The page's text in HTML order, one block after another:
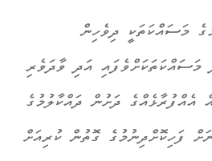
މަސައްކަތަކީ ދިވެހިން
އަދި ވާދަވެރި
އެއްފުރާޅެއްގެ ދަށުން ދައްކާލުމުގެ
ފަހިކޮށްދިނުމުގެ ގޮތުން ކުރިއަށް